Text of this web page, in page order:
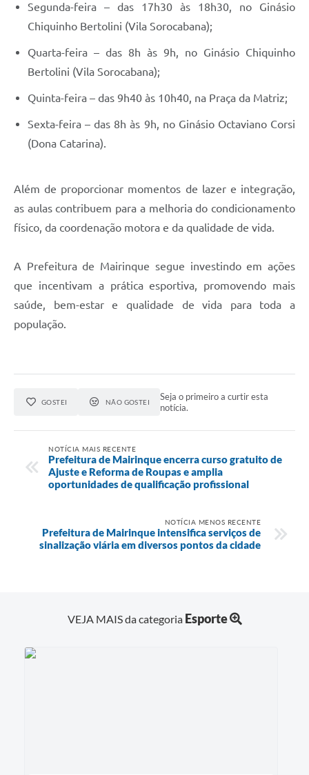
Segunda-feira – das 17h30 às 18h30, no Ginásio
Chiquinho Bertolini (Vila Sorocabana);
Quarta-feira – das 8h às 9h, no Ginásio Chiquinho
Bertolini (Vila Sorocabana);
Quinta-feira – das 9h40 às 10h40, na Praça da Matriz;
Sexta-feira – das 8h às 9h, no Ginásio Octaviano Corsi
(Dona Catarina).
Além de proporcionar momentos de lazer e integração,
as aulas contribuem para a melhoria do condicionamento
físico, da coordenação motora e da qualidade de vida.
A Prefeitura de Mairinque segue investindo em ações
que incentivam a prática esportiva, promovendo mais
saúde, bem-estar e qualidade de vida para toda a
população.
GOSTEI NÃO GOSTEI
Seja o primeiro a curtir esta
notícia.
NOTÍCIA MAIS RECENTE
Prefeitura de Mairinque encerra curso gratuito de
Ajuste e Reforma de Roupas e amplia
oportunidades de qualificação profissional
NOTÍCIA MENOS RECENTE
Prefeitura de Mairinque intensifica serviços de
sinalização viária em diversos pontos da cidade
VEJA MAIS da categoria Esporte